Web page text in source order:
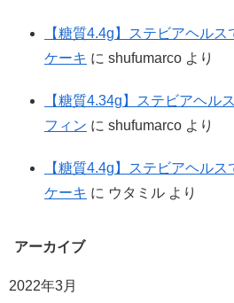
【糖質4.4g】ステビアヘル
ケーキ に shufumarco より
【糖質4.34g】ステビアヘル
フィン に shufumarco より
【糖質4.4g】ステビアヘル
ケーキ に ウタミル より
アーカイブ
2022年3月